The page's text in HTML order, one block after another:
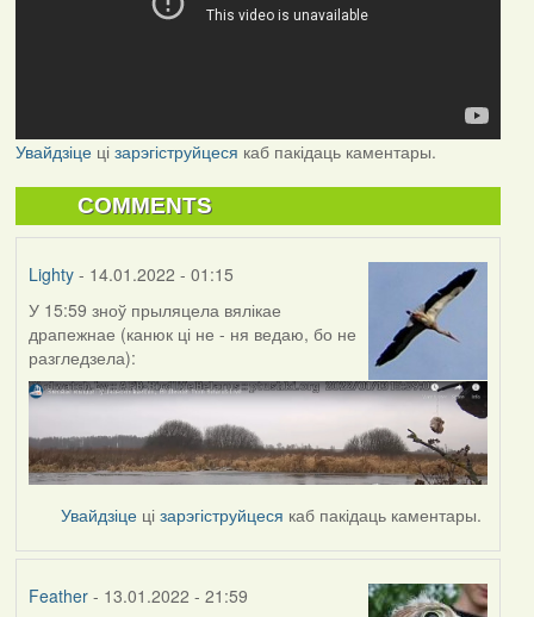
Увайдзіцеці зарэгіструйцеся каб пакідаць каментары.
COMMENTS
Lighty- 14.01.2022 - 01:15
У 15:59 зноў прыляцела вялікае
драпежнае (канюк ці не - ня ведаю, бо не
разгледзела):
Увайдзіце цізарэгіструйцеся каб пакідаць каментары.
Feather- 13.01.2022 - 21:59